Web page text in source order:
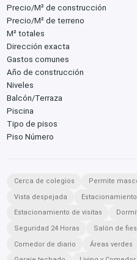
Precio/M² de construcción
Precio/M² de terreno
M² totales
Dirección exacta
Gastos comunes
Año de construcción
Niveles
Balcón/Terraza
Piscina
Tipo de pisos
Piso Número
Cerca de colegios Permite
Vista despejada
Estacionamiento de visitas
Seguridad 24 Horas
Salón de
Comedor de diario
Áreas verdes